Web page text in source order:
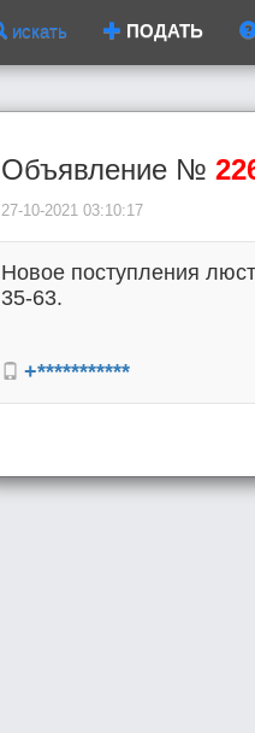
искать ПОДАТЬ
Объявление №
27-10-2021 03:10:17
Новое поступления
35-63.
+***********